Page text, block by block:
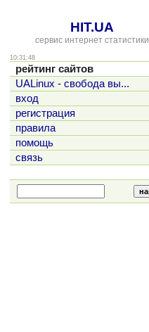
HIT.UA
сервис интернет статистики
10:31:48
рейтинг сайтов
UALinux - свобода вы...
вход
регистрация
правила
помощь
связь